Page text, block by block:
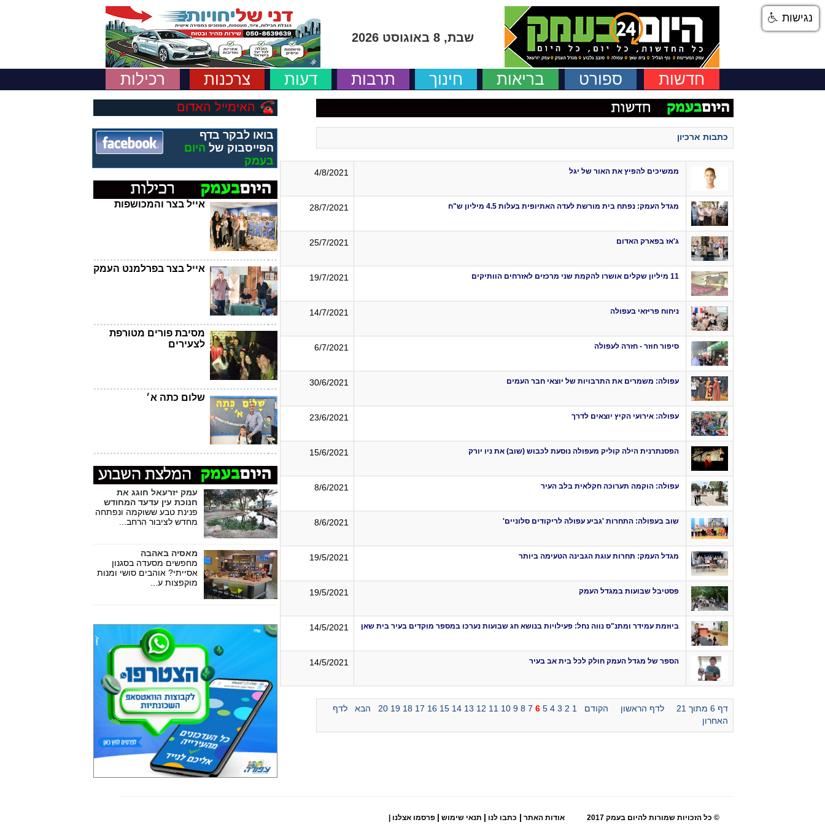
שבת, 8 באוגוסט 2026
חדשות ספורט בריאות חינוך תרבות דעות צרכנות רכילות
כתבות ארכיון
ממשיכים להפיץ את האור של יגל 4/8/2021
מגדל העמק: נפתח בית מורשת לעדה האתיופית בעלות 4.5 מיליון ש"ח 28/7/2021
ג'אז בפארק האדום 25/7/2021
11 מיליון שקלים אושרו להקמת שני מרכזים לאזרחים הוותיקים 19/7/2021
ניחוח פריזאי בעפולה 14/7/2021
סיפור חוזר - חזרה לעפולה 6/7/2021
עפולה: משמרים את התרבויות של יוצאי חבר העמים 30/6/2021
עפולה: אירועי הקיץ יוצאים לדרך 23/6/2021
הפסנתרנית הילה קוליק מעפולה נוסעת לכבוש (שוב) את ניו יורק 15/6/2021
עפולה: הוקמה תערוכה חקלאית בלב העיר 8/6/2021
שוב בעפולה: התחרות 'גביע עפולה לריקודים סלוניים' 8/6/2021
מגדל העמק: תחרות עוגת הגבינה הטעימה ביותר 19/5/2021
פסטיבל שבועות במגדל העמק 19/5/2021
ביוזמת עמידר ומתנ"ס נווה נחל: פעילויות בנושא חג שבועות נערכו במספר מוקדים בעיר בית שאן 14/5/2021
הספר של מגדל העמק חולק לכל בית אב בעיר 14/5/2021
דף 6 מתוך 21 לדף הראשון הקודם 1
2
3
4
5
6
7
8
9
10
11
12
13
14
15
16
17
18
19
20 הבא
לדף
האחרון
האימייל האדום
בואו לבקר בדף
הפייסבוק של היום
בעמק
אייל בצר והמכושפות
אייל בצר בפרלמנט העמק
מסיבת פורים מטורפת
לצעירים
שלום כתה א׳
עמק יזרעאל חוגג את
חנוכת עין עדעד המחודש
פנינת טבע ששוקמה ונפתחה
מחדש לציבור הרחב...
מאסיה באהבה
מחפשים מסעדה בסגנון
אסייתי? אוהבים סושי ומנות
מוקפצות ע...
© כל הזכויות שמורות להיום בעמק 2017 אודות האתר | כתבו לנו | תנאי שימוש | פרסמו אצלנו
נגישות